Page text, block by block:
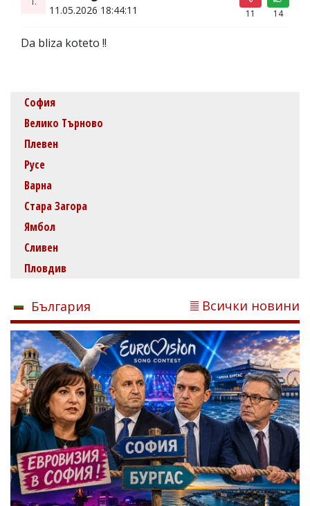
11.05.2026 18:44:11 11 14
Da bliza koteto !!
София
Велико Търново
Плевен
Русе
Варна
Стара Загора
Ямбол
Сливен
Пловдив
България Всички новини